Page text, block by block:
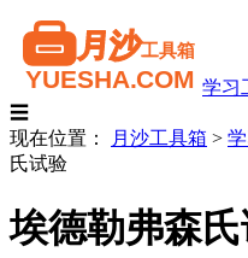
学习
☰
现在位置：
月沙工具箱 >
氏试验
埃德勒弗森